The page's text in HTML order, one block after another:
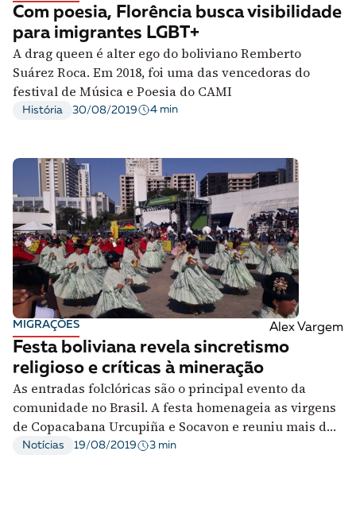
Com poesia, Florência busca visibilidade
para imigrantes LGBT+
A drag queen é alter ego do boliviano Remberto
Suárez Roca. Em 2018, foi uma das vencedoras do
festival de Música e Poesia do CAMI
História 30/08/2019 4 min
MIGRAÇÕES Alex Vargem
Festa boliviana revela sincretismo
religioso e críticas à mineração
As entradas folclóricas são o principal evento da
comunidade no Brasil. A festa homenageia as virgens
de Copacabana Urcupiña e Socavon e reuniu mais de
20 mil pessoas em São Paulo
Notícias 19/08/2019 3 min